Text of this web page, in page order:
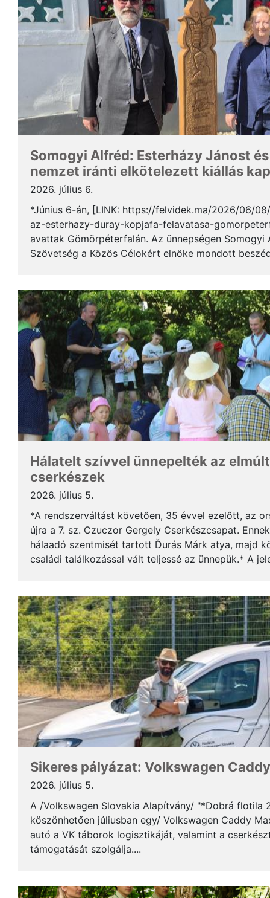
Somogyi Alfréd: Esterházy Jánost
nemzet iránti elkötelezett kiállás
2026. július 6.
*Június 6-án, [LINK: https://felvidek.ma/2026/06/
az-esterhazy-duray-kopjafa-felavatasa-
avattak Gömörpéterfalán. Az ünnepségen
Szövetség a Közös Célokért elnöke mondott
Hálatelt szívvel ünnepelték az
cserkészek
2026. július 5.
*A rendszerváltást követően, 35 évvel ezelőtt, az
újra a 7. sz. Czuczor Gergely Cserkészcsapat.
hálaadó szentmisét tartott Ďurás Márk atya, majd
családi találkozással vált teljessé az ünnepük.* A
Sikeres pályázat: Volkswagen
2026. július 5.
A /Volkswagen Slovakia Alapítvány/ "*Dobrá flotila
köszönhetően júliusban egy/ Volkswagen Caddy
autó a VK táborok logisztikáját, valamint a
támogatását szolgálja....